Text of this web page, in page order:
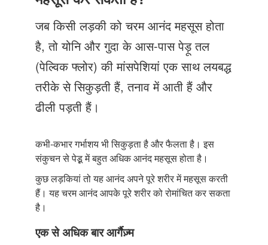
Just Poocho
संपर्क करें
जब किसी लड़की को चरम आनंद महसूस होता
है, तो योनि और गुदा के आस-पास पेड़ू तल
(पेल्विक फ्लोर) की मांसपेशियां एक साथ लयबद्ध
तरीके से सिकुड़ती हैं, तनाव में आती हैं और
ढीली पड़ती हैं।
कभी-कभार गर्भाशय भी सिकुड़ता है और फैलता है। इस
संकुचन से पेडू़ में बहुत अधिक आनंद महसूस होता है।
कुछ लड़कियां तो यह आनंद अपने पूरे शरीर में महसूस करती
हैं। यह चरम आनंद आपके पूरे शरीर को रोमांचित कर सकता
है।
एक से अधिक बार आर्गैज़्म